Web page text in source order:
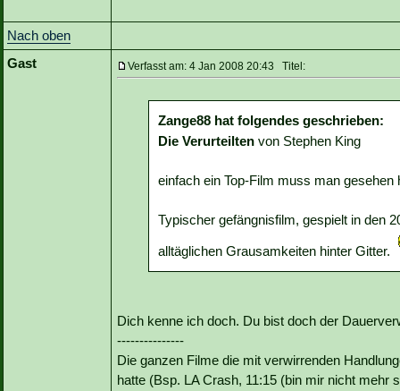
Nach oben
Gast
Verfasst am: 4 Jan 2008 20:43 Titel:
Zange88 hat folgendes geschrieben:
Die Verurteilten von Stephen King
einfach ein Top-Film muss man gesehen
Typischer gefängnisfilm, gespielt in den
alltäglichen Grausamkeiten hinter Gitter.
Dich kenne ich doch. Du bist doch der
---------------
Die ganzen Filme die mit verwirrenden
hatte (Bsp. LA Crash, 11:15 (bin mir nicht mehr